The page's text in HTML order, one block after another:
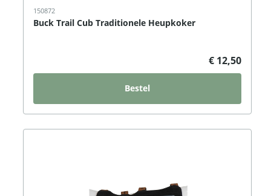
150872
Buck Trail Cub Traditionele Heupkoker
€ 12,50
Bestel